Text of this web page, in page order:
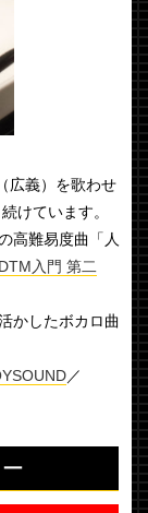
広義）を歌わせ
けています。
高難易度曲「人
入門 第二
かしたボカロ曲
／